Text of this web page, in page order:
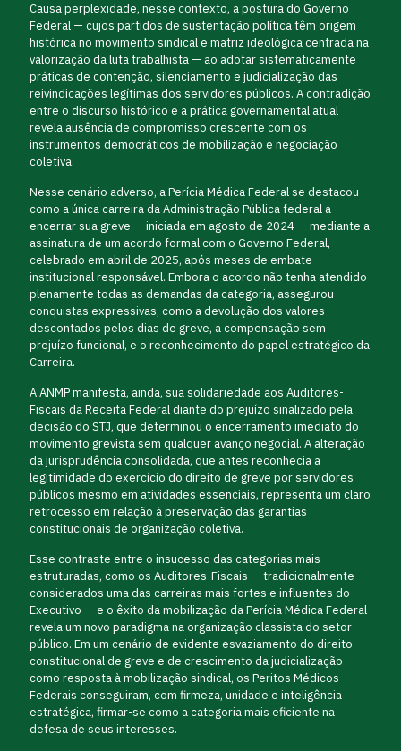
Causa perplexidade, nesse contexto, a postura do Governo
Federal — cujos partidos de sustentação política têm origem
histórica no movimento sindical e matriz ideológica centrada na
valorização da luta trabalhista — ao adotar sistematicamente
práticas de contenção, silenciamento e judicialização das
reivindicações legítimas dos servidores públicos. A contradição
entre o discurso histórico e a prática governamental atual
revela ausência de compromisso crescente com os
instrumentos democráticos de mobilização e negociação
coletiva.
Nesse cenário adverso, a Perícia Médica Federal se destacou
como a única carreira da Administração Pública federal a
encerrar sua greve — iniciada em agosto de 2024 — mediante a
assinatura de um acordo formal com o Governo Federal,
celebrado em abril de 2025, após meses de embate
institucional responsável. Embora o acordo não tenha atendido
plenamente todas as demandas da categoria, assegurou
conquistas expressivas, como a devolução dos valores
descontados pelos dias de greve, a compensação sem
prejuízo funcional, e o reconhecimento do papel estratégico da
Carreira.
A ANMP manifesta, ainda, sua solidariedade aos Auditores-
Fiscais da Receita Federal diante do prejuízo sinalizado pela
decisão do STJ, que determinou o encerramento imediato do
movimento grevista sem qualquer avanço negocial. A alteração
da jurisprudência consolidada, que antes reconhecia a
legitimidade do exercício do direito de greve por servidores
públicos mesmo em atividades essenciais, representa um claro
retrocesso em relação à preservação das garantias
constitucionais de organização coletiva.
Esse contraste entre o insucesso das categorias mais
estruturadas, como os Auditores-Fiscais — tradicionalmente
considerados uma das carreiras mais fortes e influentes do
Executivo — e o êxito da mobilização da Perícia Médica Federal
revela um novo paradigma na organização classista do setor
público. Em um cenário de evidente esvaziamento do direito
constitucional de greve e de crescimento da judicialização
como resposta à mobilização sindical, os Peritos Médicos
Federais conseguiram, com firmeza, unidade e inteligência
estratégica, firmar-se como a categoria mais eficiente na
defesa de seus interesses.